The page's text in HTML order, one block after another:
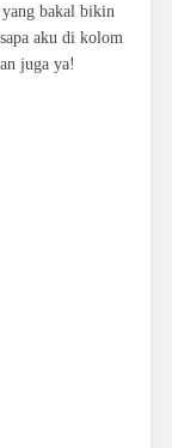
yang bakal bikin
aku di kolom
juga ya!